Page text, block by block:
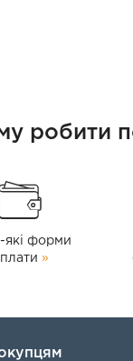
робити
які форми
»